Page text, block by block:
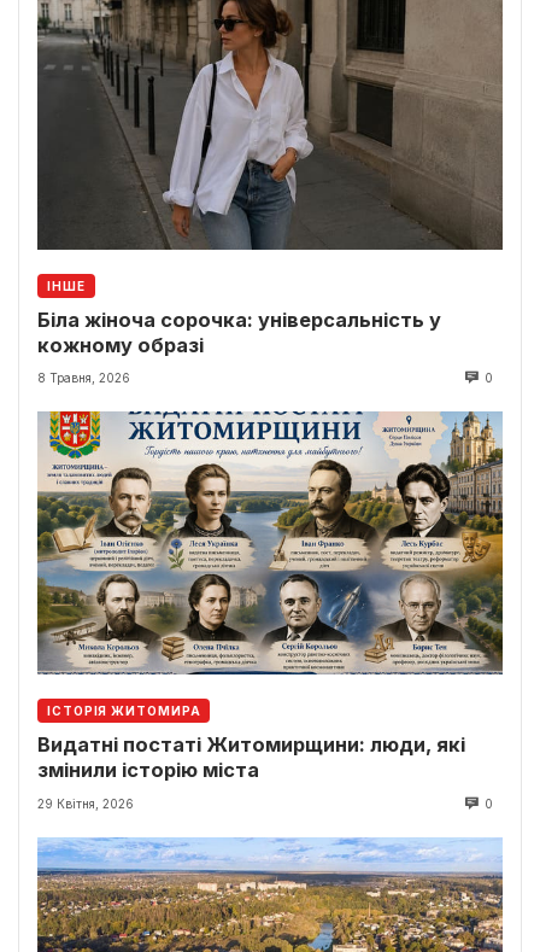
ІНШЕ
Біла жіноча сорочка: універсальність у
кожному образі
8 Травня, 2026 0
ІСТОРІЯ ЖИТОМИРА
Видатні постаті Житомирщини: люди, які
змінили історію міста
29 Квітня, 2026 0